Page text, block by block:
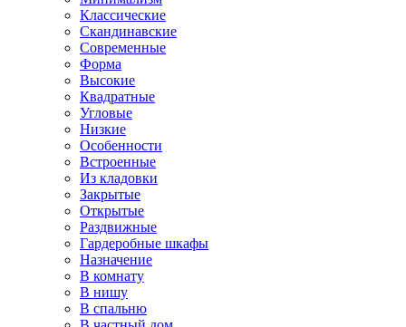
Классические
Скандинавские
Современные
Форма
Высокие
Квадратные
Угловые
Низкие
Особенности
Встроенные
Из кладовки
Закрытые
Открытые
Раздвижные
Гардеробные шкафы
Назначение
В комнату
В нишу
В спальню